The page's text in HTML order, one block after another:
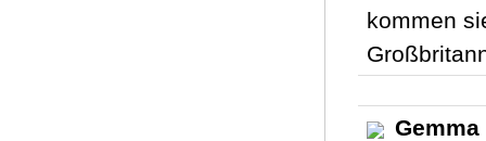
kommen